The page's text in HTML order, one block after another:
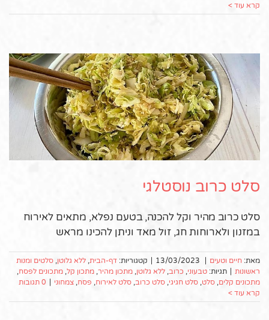
קרא עוד >
סלט כרוב נוסטלגי
סלט כרוב מהיר וקל להכנה, בטעם נפלא, מתאים לאירוח
במזנון ולארוחות חג, זול מאד וניתן להכינו מראש
מאת: חיים וטעים 13/03/2023 קטגוריות: דף-הבית, ללא גלוטן, סלטים ומנות
ראשונות
תגיות: טבעוני, כרוב, ללא גלוטן, מתכון מהיר, מתכון קל, מתכונים לפסח,
מתכונים קלים, סלט, סלט חגיגי, סלט כרוב, סלט לאירוח, פסח, צמחוני
0 תגובות
קרא עוד >